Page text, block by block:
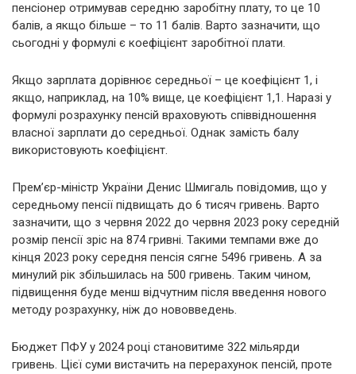
пенсіонер отримував середню заробітну плату, то це 10
балів, а якщо більше – то 11 балів. Варто зазначити, що
сьогодні у формулі є коефіцієнт заробітної плати.
Якщо зарплата дорівнює середньої – це коефіцієнт 1, і
якщо, наприклад, на 10% вище, це коефіцієнт 1,1. Наразі у
формулі розрахунку пенсій враховують співвідношення
власної зарплати до середньої. Однак замість балу
використовують коефіцієнт.
Прем’єр-міністр України Денис Шмигаль повідомив, що у
середньому пенсії підвищать до 6 тисяч гривень. Варто
зазначити, що з червня 2022 до червня 2023 року середній
розмір пенсії зріс на 874 гривні. Такими темпами вже до
кінця 2023 року середня пенсія сягне 5496 гривень. А за
минулий рік збільшилась на 500 гривень. Таким чином,
підвищення буде менш відчутним після введення нового
методу розрахунку, ніж до нововведень.
Бюджет ПФУ у 2024 році становитиме 322 мільярди
гривень. Цієї суми вистачить на перерахунок пенсій, проте